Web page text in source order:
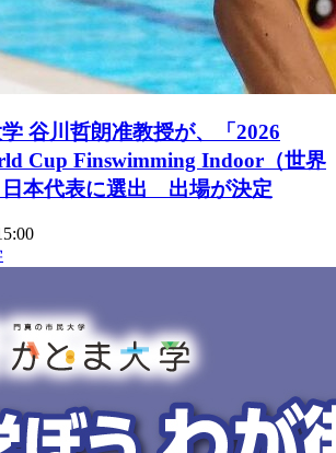
谷川哲朗准教授が、「2026
Cup Finswimming Indoor（世界
日本代表に選出 出場が決定